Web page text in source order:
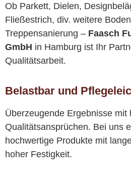
Ob Parkett, Dielen,
Fließestrich, div. weitere
Treppensanierung – Faasch
GmbH in Hamburg ist Ihr
Qualitätsarbeit.
Belastbar und
Überzeugende Ergebnisse mit
Qualitätsansprüchen. Bei uns
hochwertige Produkte mit
hoher Festigkeit.